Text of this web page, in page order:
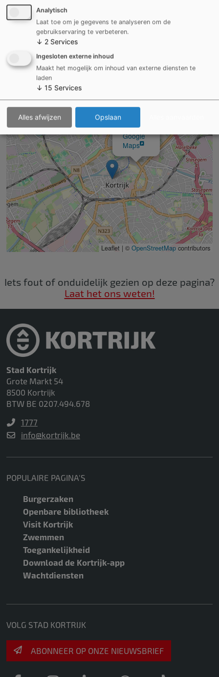
Manage privacy settings
Renovatiebegeleiding
op
Google
Maps
×
Leaflet | ©OpenStreetMap contributors
Iets fout of onduidelijk gezien op deze pagina?
Laat het ons weten!
Stad Kortrijk
Grote Markt 54
8500 Kortrijk
BTW BE 0207.494.678
1777
info@kortrijk.be
POPULAIRE PAGINA'S
Burgerzaken
Openbare bibliotheek
Visit Kortrijk
Zwemmen
Toegankelijkheid
Download de Kortrijk-app
Wachtdiensten
VOLG STAD KORTRIJK
ABONNEER OP ONZE NIEUWSBRIEF
Analytisch
Laat toe om je gegevens te analyseren om de
gebruikservaring te verbeteren.
↓ 2 Services
Ingesloten externe inhoud
Maakt het mogelijk om inhoud van externe diensten te
laden
↓ 15 Services
Alles afwijzen Opslaan